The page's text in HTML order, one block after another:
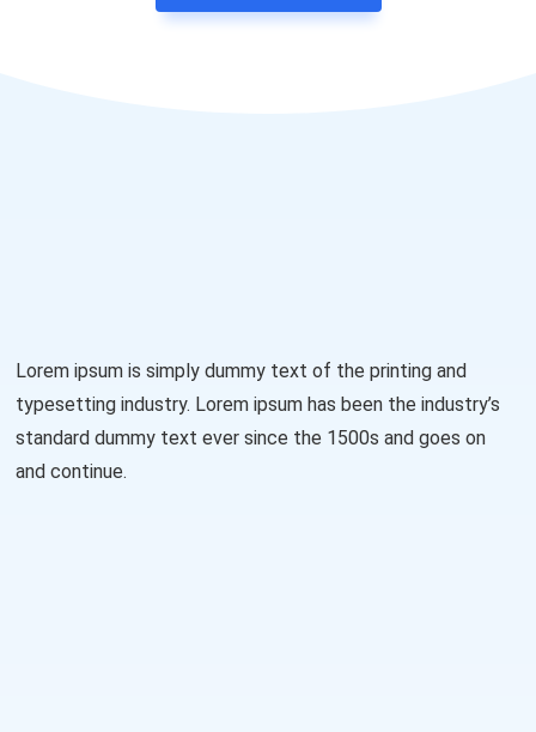
Lorem ipsum is simply dummy text of the printing and
typesetting industry. Lorem ipsum has been the industry’s
standard dummy text ever since the 1500s and goes on
and continue.